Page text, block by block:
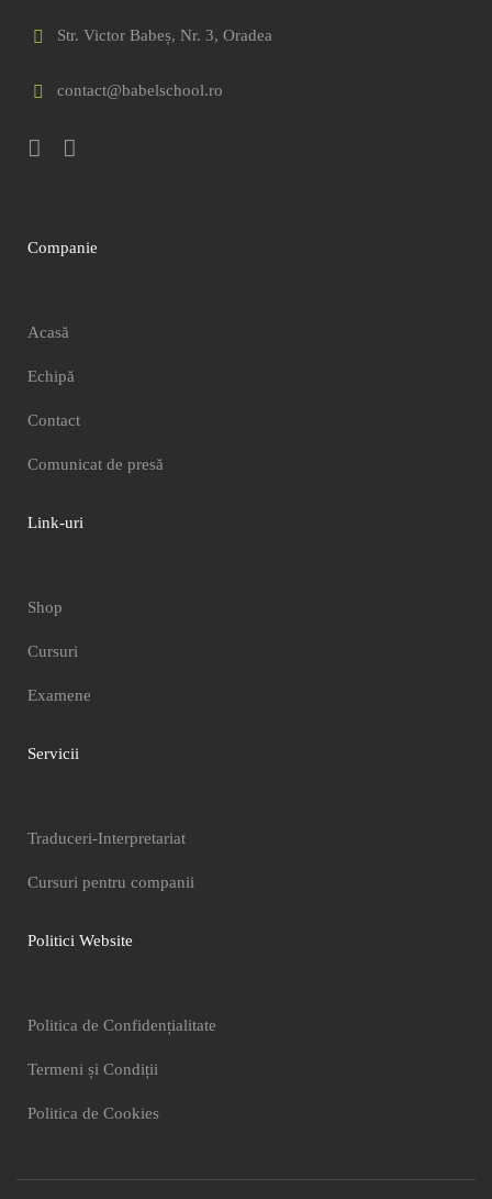
Str. Victor Babeș, Nr. 3, Oradea
contact@babelschool.ro
Companie
Acasă
Echipă
Contact
Comunicat de presă
Link-uri
Shop
Cursuri
Examene
Servicii
Traduceri-Interpretariat
Cursuri pentru companii
Politici Website
Politica de Confidențialitate
Termeni și Condiții
Politica de Cookies